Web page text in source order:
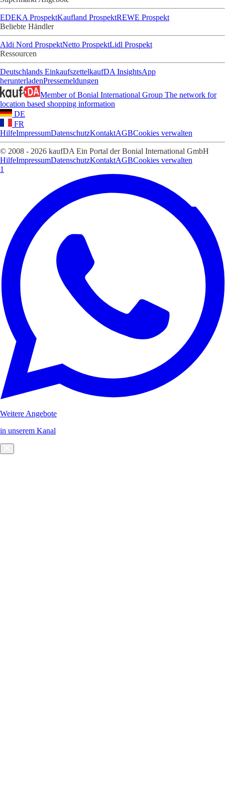
EDEKA ProspektKaufland ProspektREWE Prospekt
Beliebte Händler
Aldi Nord ProspektNetto ProspektLidl Prospekt
Ressourcen
Deutschlands EinkaufszettelkaufDA InsightsApp
herunterladenPressemeldungen
Member of Bonial International Group The network for
location based shopping information
DE
FR
HilfeImpressumDatenschutzKontaktAGBCookies verwalten
© 2008 - 2026 kaufDA Ein Portal der Bonial International GmbH
HilfeImpressumDatenschutzKontaktAGBCookies verwalten
1
Weitere Angebote
in unserem Kanal